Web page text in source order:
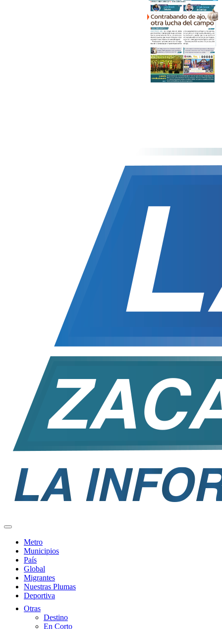
Metro
Municipios
País
Global
Migrantes
Nuestras Plumas
Deportiva
Otras
Destino
En Corto